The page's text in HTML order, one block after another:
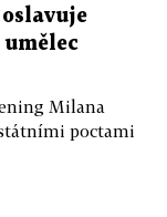
Milana
poctami